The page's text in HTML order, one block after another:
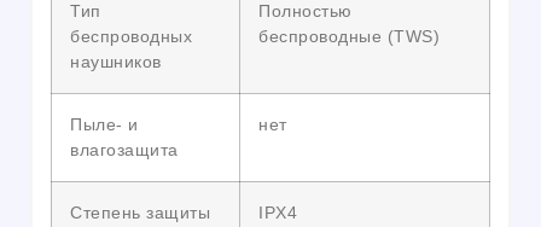
Тип
беспроводных
наушников
Полностью
беспроводные (TWS)
Пыле- и
влагозащита
нет
Степень защиты
IPX4